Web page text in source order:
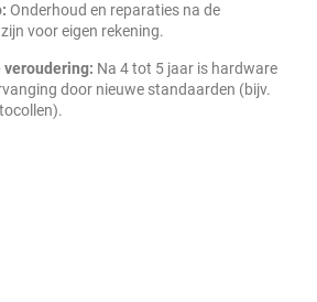
Onderhoud en reparaties na de
voor eigen rekening.
veroudering: Na 4 tot 5 jaar is hardware
door nieuwe standaarden (bijv.